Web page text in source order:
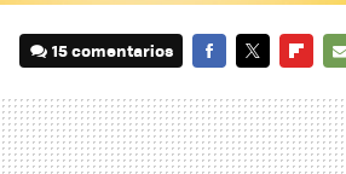
15 comentarios